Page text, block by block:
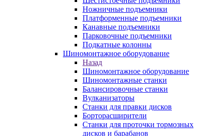
Ножничные подъемники
Платформенные подъемники
Канавные подъемники
Парковочные подъемники
Подкатные колонны
Шиномонтажное оборудование
Назад
Шиномонтажное оборудование
Шиномонтажные станки
Балансировочные станки
Вулканизаторы
Станки для правки дисков
Борторасширители
Станки для проточки тормозных
дисков и барабанов